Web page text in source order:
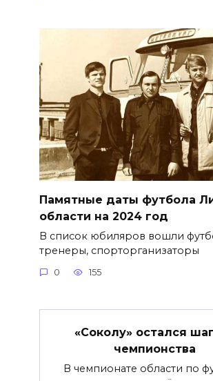
Памятные даты футбола
области на 2024 год
В список юбиляров вошли
тренеры, спорторганизаторы
0 155
«Соколу» остался
чемпионства
В чемпионате области по